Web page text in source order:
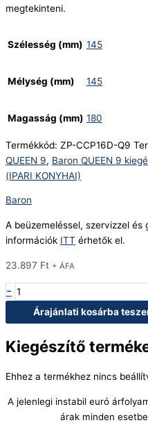
megtekinteni.
Szélesség (mm) 145
Mélység (mm) 145
Magasság (mm) 180
Termékkód: ZP-CCP16D-Q9
QUEEN 9, Baron QUEEN 9
(IPARI KONYHAI)
Baron
A beüzemeléssel, szervizzel
információk ITT érhetők el.
23.897 Ft + ÁFA
-
Árajánlati kosárba
Kiegészítő
Ehhez a termékhez nincs
A jelenlegi instabil euró
árak minden